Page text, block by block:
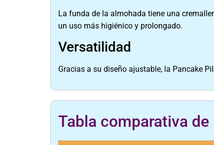
La funda de la almohada tiene una
un uso más higiénico y prolongado.
Versatilidad
Gracias a su diseño ajustable, la Pancake
Tabla comparativa